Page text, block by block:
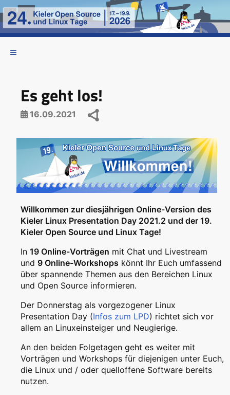
Es geht los!
16.09.2021
Willkommen zur diesjährigen Online-Version des
Kieler Linux Presentation Day 2021.2 und der 19.
Kieler Open Source und Linux Tage!
In 19 Online-Vorträgen mit Chat und Livestream
und 9 Online-Workshops könnt Ihr Euch umfassend
über spannende Themen aus den Bereichen Linux
und Open Source informieren.
Der Donnerstag als vorgezogener Linux
Presentation Day (Infos zum LPD) richtet sich vor
allem an Linuxeinsteiger und Neugierige.
An den beiden Folgetagen geht es weiter mit
Vorträgen und Workshops für diejenigen unter Euch,
die Linux und / oder quelloffene Software bereits
nutzen.